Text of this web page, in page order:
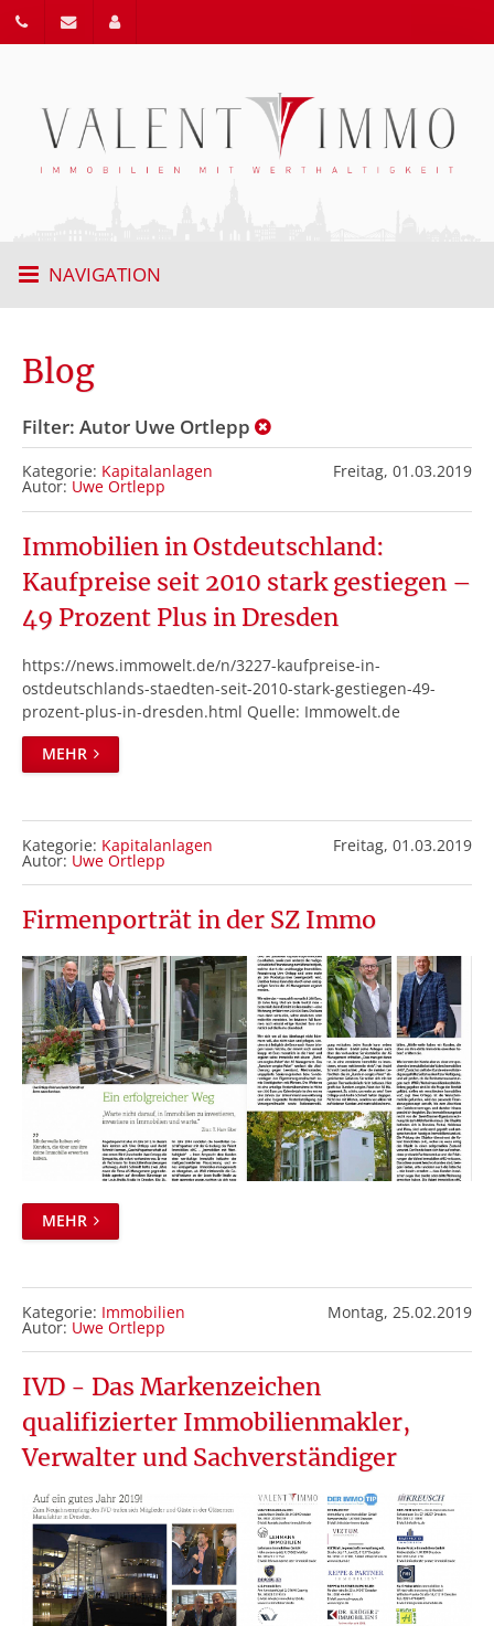
NAVIGATION
Blog
Filter: Autor Uwe Ortlepp
Freitag, 01.03.2019
Kategorie: Kapitalanlagen
Autor: Uwe Ortlepp
Immobilien in Ostdeutschland:
Kaufpreise seit 2010 stark gestiegen –
49 Prozent Plus in Dresden
https://news.immowelt.de/n/3227-kaufpreise-in-
ostdeutschlands-staedten-seit-2010-stark-gestiegen-49-
prozent-plus-in-dresden.html Quelle: Immowelt.de
MEHR
Freitag, 01.03.2019
Kategorie: Kapitalanlagen
Autor: Uwe Ortlepp
Firmenporträt in der SZ Immo
MEHR
Montag, 25.02.2019
Kategorie: Immobilien
Autor: Uwe Ortlepp
IVD - Das Markenzeichen
qualifizierter Immobilienmakler,
Verwalter und Sachverständiger